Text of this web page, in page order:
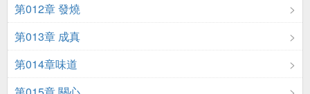
第012章 發燒
第013章 成真
第014章味道